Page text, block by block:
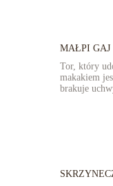
MAŁPI GAJ
Tor, który
makakiem
brakuje